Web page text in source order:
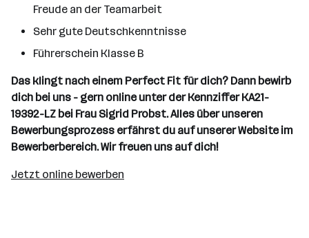
Freude an der Teamarbeit
Sehr gute Deutschkenntnisse
Führerschein Klasse B
Das klingt nach einem Perfect Fit für dich? Dann bewirb
dich bei uns - gern online unter der Kennziffer KA21-
19392-LZ bei Frau Sigrid Probst. Alles über unseren
Bewerbungsprozess erfährst du auf unserer Website im
Bewerberbereich. Wir freuen uns auf dich!
Jetzt online bewerben